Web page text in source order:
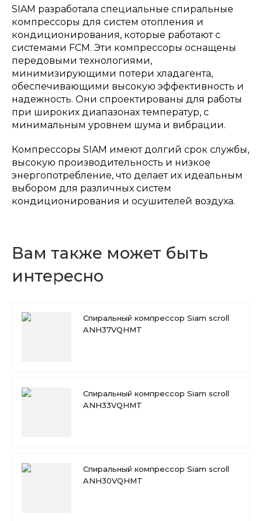
SIAM разработала специальные спиральные
компрессоры для систем отопления и
кондиционирования, которые работают с
системами FCM. Эти компрессоры оснащены
передовыми технологиями,
минимизирующими потери хладагента,
обеспечивающими высокую эффективность и
надежность. Они спроектированы для работы
при широких диапазонах температур, с
минимальным уровнем шума и вибрации.
Компрессоры SIAM имеют долгий срок службы,
высокую производительность и низкое
энергопотребление, что делает их идеальным
выбором для различных систем
кондиционирования и осушителей воздуха.
Вам также может быть
интересно
Спиральный компрессор Siam scroll
ANH37VQHMT
Спиральный компрессор Siam scroll
ANH33VQHMT
Спиральный компрессор Siam scroll
ANH30VQHMT